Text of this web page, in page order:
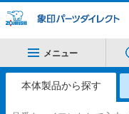
メニュー
本体製品から探す